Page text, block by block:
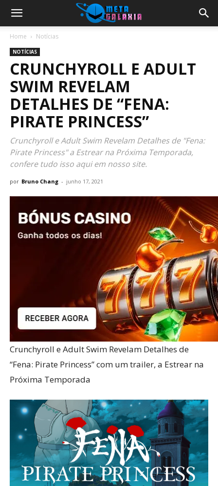
Home Notícias
NOTÍCIAS
CRUNCHYROLL E ADULT
SWIM REVELAM
DETALHES DE “FENA:
PIRATE PRINCESS”
Crunchyroll e Adult Swim Revelam Detalhes de "Fena:
Pirate Princess" a Estrear na Próxima Temporada,
confere tudo isso aqui em nosso site.
por Bruno Chang - junho 17, 2021
Crunchyroll e Adult Swim Revelam Detalhes de
“Fena: Pirate Princess” com um trailer, a Estrear na
Próxima Temporada